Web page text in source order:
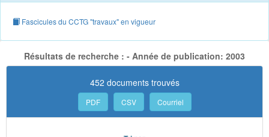
Fascicules du CCTG "travaux" en vigueur
Résultats de recherche : - Année de publication: 2003
452 documents trouvés
PDF CSV Courriel